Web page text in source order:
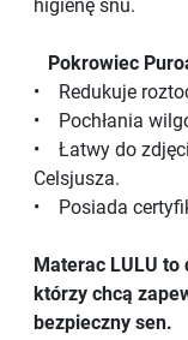
higienę snu.
Pokrowiec
• Redukuje
• Pochłania
• Łatwy do
Celsjusza.
• Posiada
Materac LULU to
którzy chcą
bezpieczny sen.